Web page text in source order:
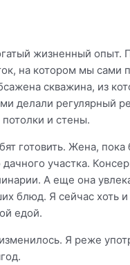
жизненный
на котором мы сами
скважина, из
делали регулярный
и стены.
готовить. Жена,
участка.
А еще она
блюд. Я сейчас хоть
едой.
Я реже